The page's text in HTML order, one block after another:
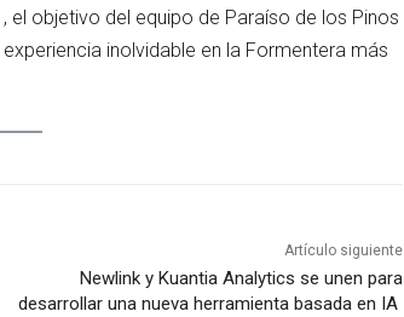
el objetivo del equipo de Paraíso de los Pinos
inolvidable en la Formentera más
Artículo siguiente
Newlink y Kuantia Analytics se unen para
desarrollar una nueva herramienta basada en IA